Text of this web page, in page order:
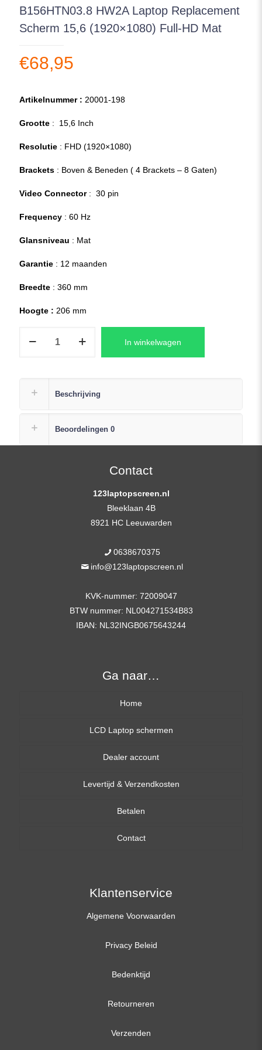
B156HTN03.8 HW2A Laptop Replacement
Scherm 15,6 (1920×1080) Full-HD Mat
€68,95
Artikelnummer : 20001-198
Grootte : 15,6 Inch
Resolutie : FHD (1920×1080)
Brackets : Boven & Beneden ( 4 Brackets – 8 Gaten)
Video Connector: 30 pin
Frequency : 60 Hz
Glansniveau : Mat
Garantie : 12 maanden
Breedte : 360 mm
Hoogte : 206 mm
Replacement
Scherm
In winkelwagen
Beschrijving
Beoordelingen 0
Contact
123laptopscreen.nl
Bleeklaan 4B
8921 HC Leeuwarden
0638670375
info@123laptopscreen.nl
KVK-nummer: 72009047
BTW nummer: NL004271534B83
IBAN: NL32INGB0675643244
Ga naar…
Home
LCD Laptop schermen
13,3 inch
14,0 inch
15,6 inch
17,3 inch
Dealer account
Levertijd & Verzendkosten
Betalen
Contact
Klantenservice
Algemene Voorwaarden
Privacy Beleid
Bedenktijd
Retourneren
Verzenden